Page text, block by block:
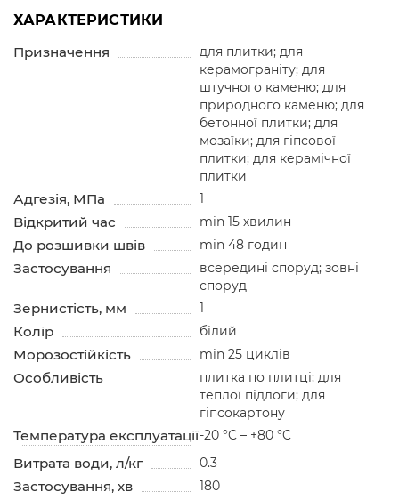
ХАРАКТЕРИСТИКИ
Призначення
для плитки; для
керамограніту; для
штучного каменю; для
природного каменю; для
бетонної плитки; для
мозаїки; для гіпсової
плитки; для керамічної
плитки
Адгезія, МПа 1
Відкритий час min 15 хвилин
До розшивки швів min 48 годин
Застосування
всередині споруд; зовні
споруд
Зернистість, мм 1
Колір білий
Морозостійкість min 25 циклів
Особливість
плитка по плитці; для
теплої підлоги; для
гіпсокартону
Температура експлуатації-20 °C – +80 °C
Витрата води, л/кг 0.3
Застосування, хв 180